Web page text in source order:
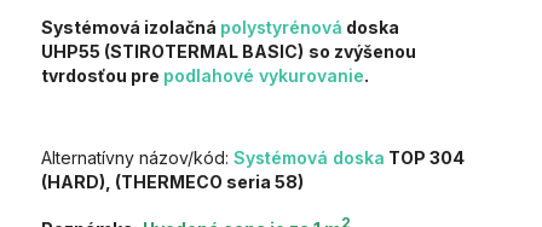
Systémová izolačná polystyrénová doska
UHP55 (STIROTERMAL BASIC) so zvýšenou
tvrdosťou pre podlahové vykurovanie.
Alternatívny názov/kód: Systémová doska TOP 304
(HARD), (THERMECO seria 58)
2